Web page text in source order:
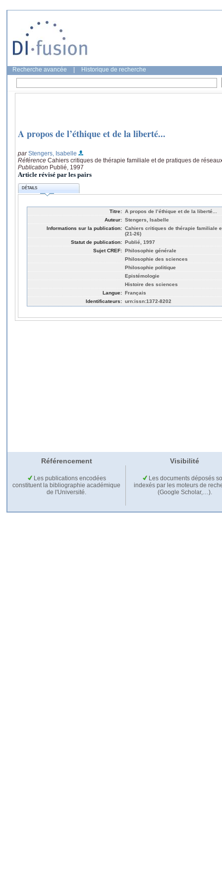
Recherche avancée Historique de recherche
A propos de l’éthique et de la liberté...
parStengers, Isabelle
Référence Cahiers critiques de thérapie familiale et de pratiques de
Publication Publié, 1997
Article révisé par les pairs
DÉTAILS
Titre: A propos de l’éthique et de la liberté...
Auteur: Stengers, Isabelle
Informations sur la publication: Cahiers critiques de thérapie familiale
(21-26)
Statut de publication: Publié, 1997
Sujet CREF: Philosophie générale
Philosophie des sciences
Philosophie politique
Epistémologie
Histoire des sciences
Langue: Français
Identificateurs: urn:issn:1372-8202
Référencement Visibilité
Les publications encodées
constituent la bibliographie académique
de l'Université.
Les documents déposés
indexés par les moteurs de
(Google Scholar,…).